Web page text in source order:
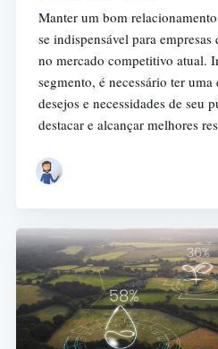
Manter um bom
se indispensável para empresas
no mercado competitivo atual.
segmento, é necessário ter
desejos e necessidades de seu
destacar e alcançar melhores